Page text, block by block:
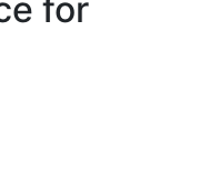
for